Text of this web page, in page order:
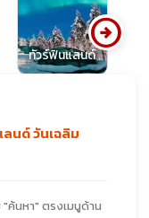
close
ทัวร์ฟินแลนด์
arrow_circle_right
ลนด์ วันเฉลิม
ค้นหา" ตรงเมนูด้าน